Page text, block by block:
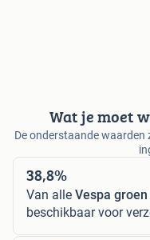
Wat je moet
De onderstaande waarden
38,8%
Van alle Vespa groen
beschikbaar voor